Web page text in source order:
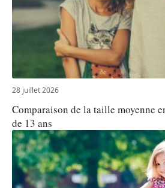
28 juillet 2026
Comparaison de la taille moyenne
de 13 ans